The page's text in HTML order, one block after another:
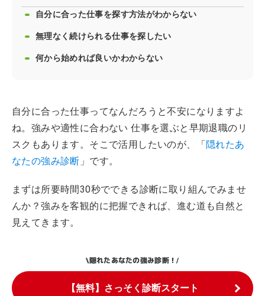
自分に合った仕事を探す方法がわからない
無理なく続けられる仕事を探したい
何から始めれば良いかわからない
自分に合った仕事ってなんだろうと不安になりますよ
ね。強みや適性に合わない 仕事を選ぶと早期退職のリ
スクもあります。そこで活用したいのが、「隠れたあ
なたの強み診断 」です。
まずは所要時間30秒でできる診断に取り組んでみませ
んか？強みを客観的に把握できれば、進む道も自然と
見えてきます。
\隠れたあなたの強み診断！/
【無料】さっそく診断スタート